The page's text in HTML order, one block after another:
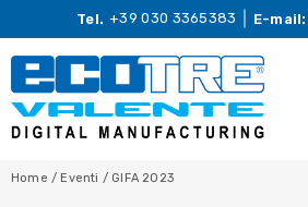
Tel. +39 030 3365383 E-mail:
Home / Eventi / GIFA 2023